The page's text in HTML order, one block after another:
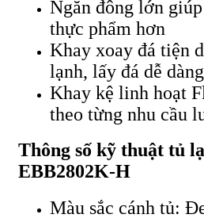
Ngăn đông lớn
thực phẩm hơn
Khay xoay đá tiện
lạnh, lấy đá dễ
Khay kệ linh hoạt
theo từng nhu cầu
Thông số kỹ thuật tủ
EBB2802K-H
Màu sắc cánh tủ: